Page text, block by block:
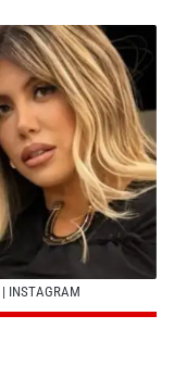
| INSTAGRAM